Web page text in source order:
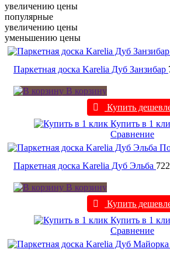
увеличению цены
популярные
увеличению цены
уменьшению цены
Паркетная доска Karelia Дуб Занзибар
В корзину
Купить
Купить в 1
Сравнение
Паркетная доска Karelia Дуб Эльба
В корзину
Купить
Купить в 1
Сравнение